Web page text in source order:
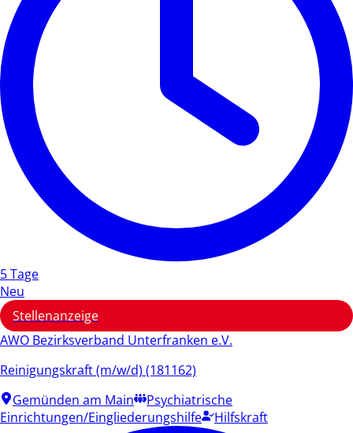
5 Tage
Neu
Stellenanzeige
AWO Bezirksverband Unterfranken e.V.
Reinigungskraft (m/w/d) (181162)
Gemünden am Main
Psychiatrische
Einrichtungen/Eingliederungshilfe
Hilfskraft